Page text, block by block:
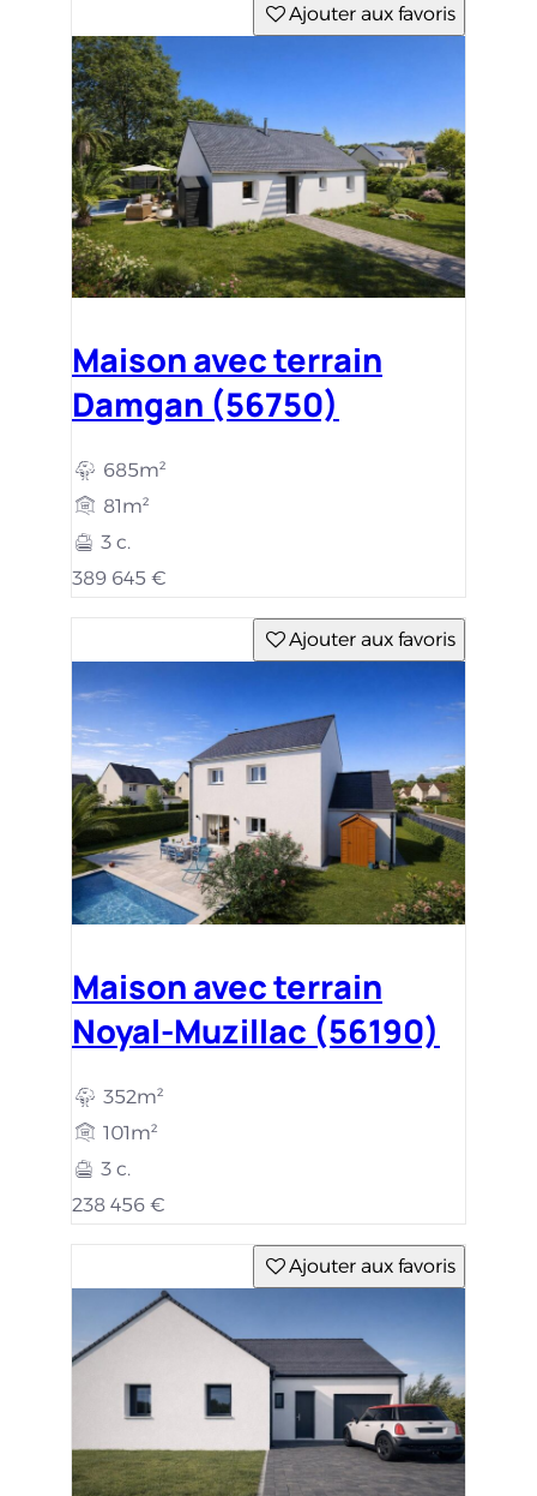
Ajouter aux favoris
Maison avec terrain
Damgan (56750)
685m²
81m²
3 c.
389 645 €
Ajouter aux favoris
Maison avec terrain
Noyal-Muzillac (56190)
352m²
101m²
3 c.
238 456 €
Ajouter aux favoris